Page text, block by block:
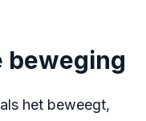
beweging
het beweegt,